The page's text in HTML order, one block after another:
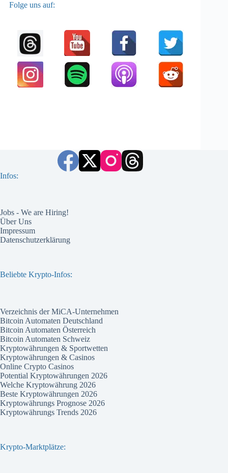
Folge uns auf:
Infos:
Jobs - We are Hiring!
Über Uns
Impressum
Datenschutzerklärung
Beliebte Krypto-Infos:
Verzeichnis der MiCA-Unternehmen
Bitcoin Automaten Deutschland
Bitcoin Automaten Österreich
Bitcoin Automaten Schweiz
Kryptowährungen & Sportwetten
Kryptowährungen & Casinos
Online Crypto Casinos
Potential Kryptowährungen 2026
Welche Kryptowährung 2026
Beste Kryptowährungen 2026
Kryptowährungs Prognose 2026
Kryptowährungs Trends 2026
Krypto-Marktplätze: